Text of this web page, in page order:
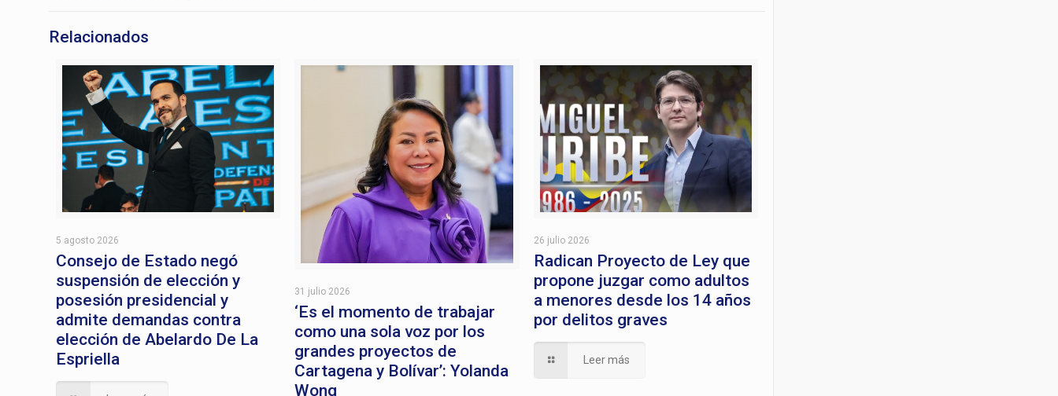
Relacionados
5 agosto 2026
Consejo de Estado negó
suspensión de elección y
posesión presidencial y
admite demandas contra
elección de Abelardo De La
Espriella
31 julio 2026
‘Es el momento de trabajar
como una sola voz por los
grandes proyectos de
Cartagena y Bolívar’: Yolanda
Wong
26 julio 2026
Radican Proyecto de Ley que
propone juzgar como adultos
a menores desde los 14 años
por delitos graves
Leer más